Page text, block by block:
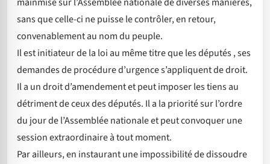
sans que celle-ci ne puisse le contrôler, en retour,
convenablement au nom du peuple.
Il est initiateur de la loi au même titre que les députés , ses
demandes de procédure d’urgence s’appliquent de droit.
Il a un droit d’amendement et peut imposer les tiens au
détriment de ceux des députés. Il a la priorité sur l’ordre
du jour de l’Assemblée nationale et peut convoquer une
session extraordinaire à tout moment.
Par ailleurs, en instaurant une impossibilité de dissoudre